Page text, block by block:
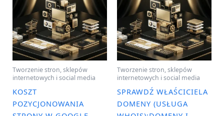
Tworzenie stron, sklepów
internetowych i social media
KOSZT
POZYCJONOWANIA
Tworzenie stron, sklepów
internetowych i social media
SPRAWDŹ WŁAŚCICIELA
DOMENY (USŁUGA